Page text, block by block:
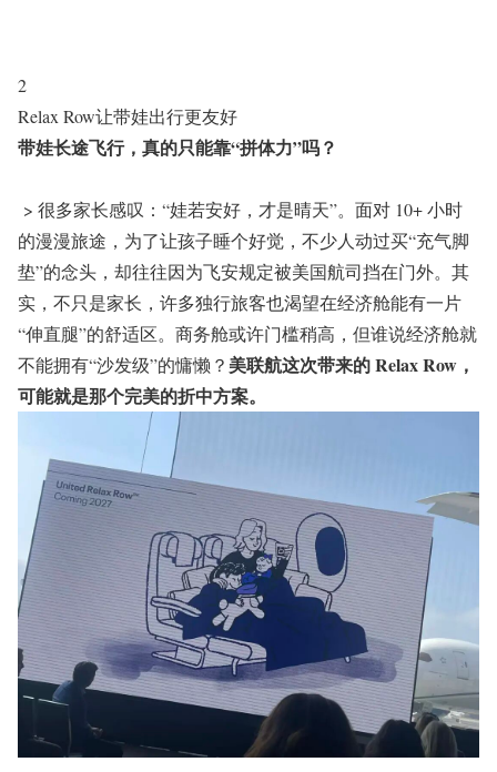
2
Relax Row让带娃出行更友好
带娃长途飞行，真的只能靠“拼体力”吗？
> 很多家长感叹：“娃若安好，才是晴天”。面对 10+ 小时
的漫漫旅途，为了让孩子睡个好觉，不少人动过买“充气脚
垫”的念头，却往往因为飞安规定被美国航司挡在门外。其
实，不只是家长，许多独行旅客也渴望在经济舱能有一片
“伸直腿”的舒适区。商务舱或许门槛稍高，但谁说经济舱就
不能拥有“沙发级”的慵懒？ 美联航这次带来的 Relax Row，
可能就是那个完美的折中方案。